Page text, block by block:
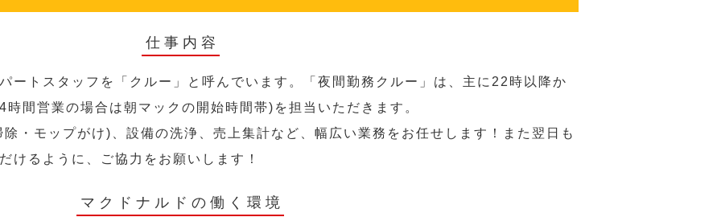
仕事内容
ートスタッフを「クルー」と呼んでいます。「夜間勤務クルー」は、主に22時以降か
間営業の場合は朝マックの開始時間帯)を担当いただきます。
・モップがけ)、設備の洗浄、売上集計など、幅広い業務をお任せします！また翌日も
けるように、ご協力をお願いします！
マクドナルドの働く環境